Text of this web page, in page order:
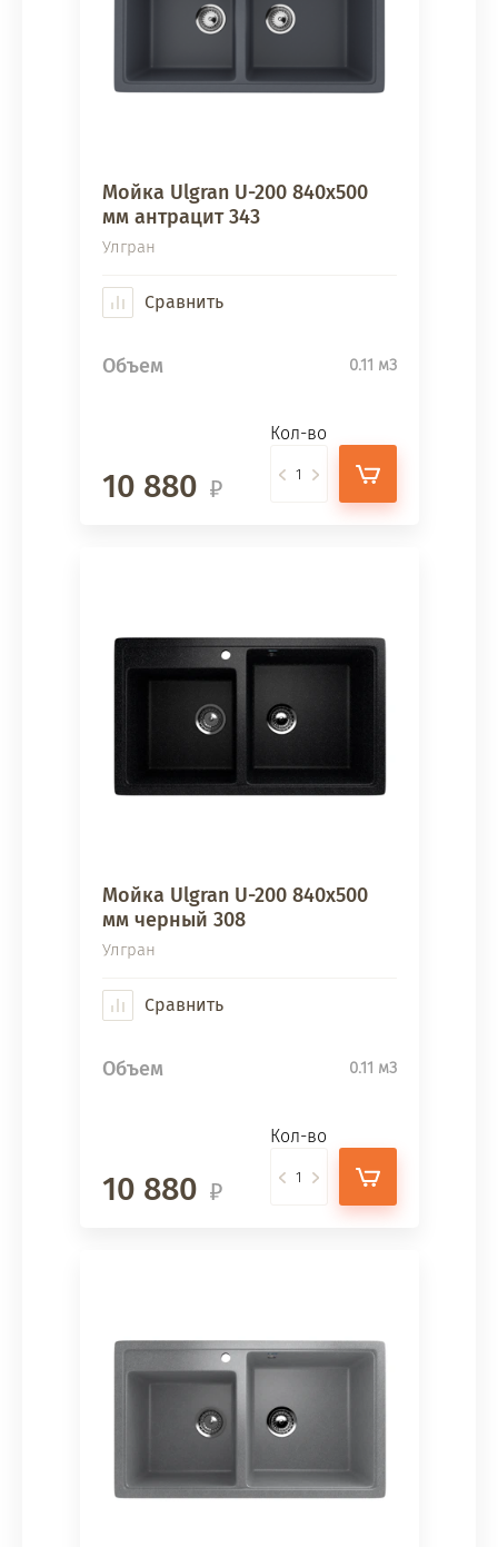
Мойка Ulgran U-200 840х500
мм антрацит 343
Улгран
Сравнить
Объем 0.11 м3
10 880
Кол-во
Мойка Ulgran U-200 840х500
мм черный 308
Улгран
Сравнить
Объем 0.11 м3
10 880
Кол-во